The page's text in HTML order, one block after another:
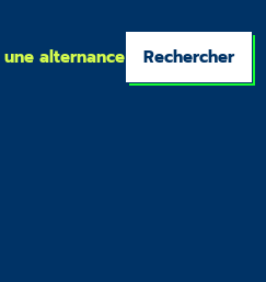
alternance Rechercher